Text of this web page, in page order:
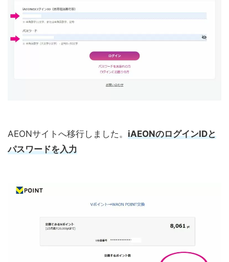
AEONサイトへ移行しました。 iAEONのログインIDと
パスワードを入力